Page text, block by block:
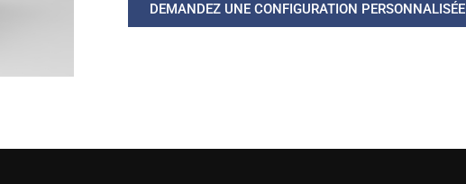
DEMANDEZ UNE CONFIGURATION PERSONNALISÉE